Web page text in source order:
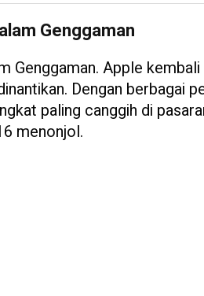
Genggaman
Genggaman. Apple
Dengan berbagai
paling canggih di
menonjol.